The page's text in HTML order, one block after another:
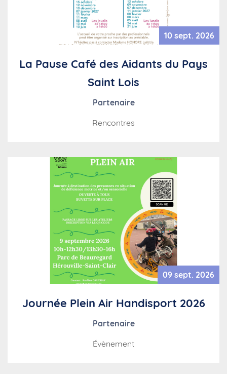
10 sept. 2026
La Pause Café des Aidants du Pays
Saint Lois
Partenaire
Rencontres
09 sept. 2026
Journée Plein Air Handisport 2026
Partenaire
Évènement